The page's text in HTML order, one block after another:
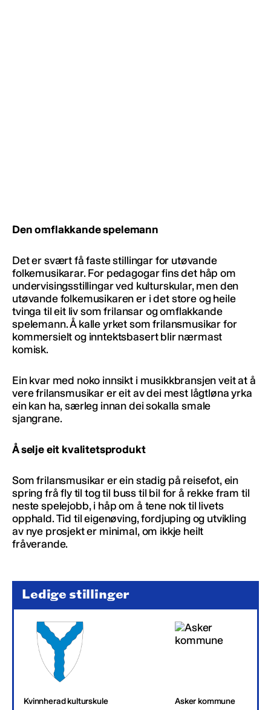
Den omflakkande spelemann
Det er svært få faste stillingar for utøvande
folkemusikarar. For pedagogar fins det håp om
undervisingsstillingar ved kulturskular, men den
utøvande folkemusikaren er i det store og heile
tvinga til eit liv som frilansar og omflakkande
spelemann. Å kalle yrket som frilansmusikar for
kommersielt og inntektsbasert blir nærmast
komisk.
Ein kvar med noko innsikt i musikkbransjen veit at å
vere frilansmusikar er eit av dei mest lågtløna yrka
ein kan ha, særleg innan dei sokalla smale
sjangrane.
Å selje eit kvalitetsprodukt
Som frilansmusikar er ein stadig på reisefot, ein
spring frå fly til tog til buss til bil for å rekke fram til
neste spelejobb, i håp om å tene nok til livets
opphald. Tid til eigenøving, fordjuping og utvikling
av nye prosjekt er minimal, om ikkje heilt
fråverande.
Ledige stillinger
Kvinnherad kulturskule Asker kommune